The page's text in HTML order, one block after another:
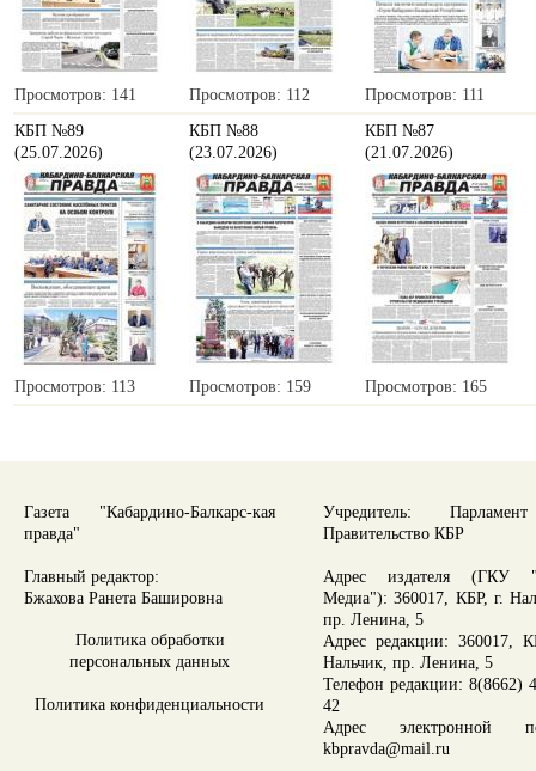
Просмотров: 141 Просмотров: 112
Просмотров: 111
КБП №89
(25.07.2026)
Просмотров: 113
КБП №88
(23.07.2026)
Просмотров: 159
КБП №87
(21.07.2026)
Просмотров: 165
Газета "Кабардино-Балкарс-кая
правда"
Главный редактор:
Бжахова Ранета Башировна
Политика обработки
персональных данных
Политика конфиденциальности
Учредитель:
Правительство КБР
Адрес издателя (ГКУ
Медиа"): 360017, КБР, г.
пр. Ленина, 5
Адрес редакции: 360017,
Нальчик, пр. Ленина, 5
Телефон редакции: 8(8662)
42
Адрес электронной
kbpravda@mail.ru